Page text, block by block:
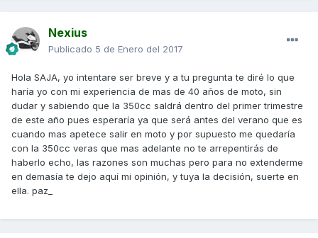
Nexius
Publicado 5 de Enero del 2017
Hola SAJA, yo intentare ser breve y a tu pregunta te diré lo que
haría yo con mi experiencia de mas de 40 años de moto, sin
dudar y sabiendo que la 350cc saldrá dentro del primer trimestre
de este año pues esperaría ya que será antes del verano que es
cuando mas apetece salir en moto y por supuesto me quedaría
con la 350cc veras que mas adelante no te arrepentirás de
haberlo echo, las razones son muchas pero para no extenderme
en demasía te dejo aquí mi opinión, y tuya la decisión, suerte en
ella. paz_